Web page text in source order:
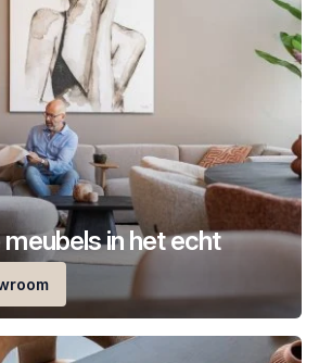
in het echt